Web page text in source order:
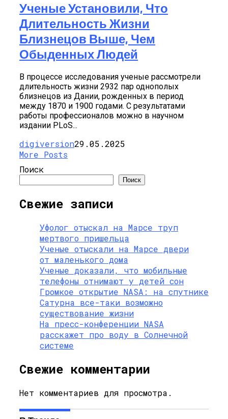
Ученые Установили, Что
Длительность Жизни
Близнецов Выше, Чем
Обыденных Людей
В процессе исследования ученые рассмотрели
длительность жизни 2932 пар однополых
близнецов из Дании, рожденных в период
между 1870 и 1900 годами. С результатами
работы профессионалов можно в научном
издании PLoS...
digiversion29.05.2025
More Posts
Поиск
Поиск
Свежие записи
Уфолог отыскал на Марсе труп
мертвого пришельца
Ученые отыскали на Марсе двери
от маленького дома
Ученые доказали, что мобильные
телефоны отнимают у детей сон
Громкое открытие NASA: на спутнике
Сатурна все-таки возможно
существование жизни
На пресс-конференции NASA
расскажет про воду в Солнечной
системе
Свежие комментарии
Нет комментариев для просмотра.